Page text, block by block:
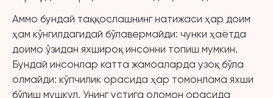
Аммо бундай таққослашнинг натижаси ҳар доим
ҳам кўнгилдагидай бўлавермайди: чунки ҳаётда
доимо ўзидан яхшироқ инсонни топиш мумкин.
Бундай инсонлар катта жамоаларда узоқ бўла
олмайди: кўпчилик орасида ҳар томонлама яхши
бўлиш мушкул. Унинг устига оломон орасида